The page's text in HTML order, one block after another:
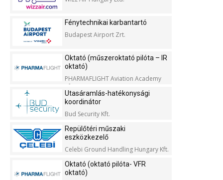
Fénytechnikai karbantartó
Budapest Airport Zrt.
Oktató (műszeroktató pilóta – IR
oktató)
PHARMAFLIGHT Aviation Academy
Kft.
Utasáramlás-hatékonysági
koordinátor
Bud Security Kft.
Repülőtéri műszaki
eszközkezelő
Celebi Ground Handling Hungary Kft.
Oktató (oktató pilóta- VFR
oktató)